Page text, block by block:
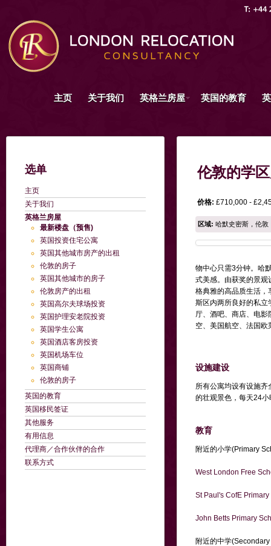
主页 关于我们 英格兰房屋 英国的教育
选单
主页
关于我们
英格兰房屋
最新楼盘（预售)
英国投资住宅公寓
英国其他城市房产的出租
伦敦的房子
英国其他城市的房子
伦敦房产的出租
英国高尔夫球场投资
英国护理安老院投资
英国学生公寓
英国酒店客房投资
英国机场车位
英国商铺
伦敦的房子
英国的教育
英国移民签证
其他服务
有用信息
代理商／合作伙伴的合作
联系方式
伦敦的学
价格: £710,000 -
区域: 哈默史密斯，伦敦
物中心只需3分钟。哈
式美感。由获奖的景
格典雅的高品质生活，
斯区内两所良好的私
厅、酒吧、商店、电
空、美国航空、法国
设施建设
所有公寓均设有设施
的壮观景色，每天24
教育
附近的小学(Primary
West London Free
St Paul's CofE
John Betts Primary
附近的中学